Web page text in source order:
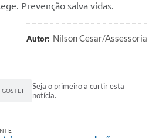
Prevenção salva vidas.
Autor: Nilson Cesar/Assessoria
Seja o primeiro a curtir esta
notícia.